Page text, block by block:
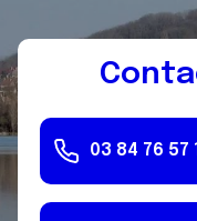
03 84 76 57